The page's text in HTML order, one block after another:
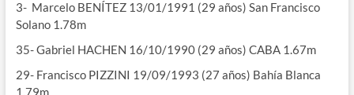
3- Marcelo BENÍTEZ 13/01/1991 (29 años) San Francisco
Solano 1.78m
35- Gabriel HACHEN 16/10/1990 (29 años) CABA 1.67m
29- Francisco PIZZINI 19/09/1993 (27 años) Bahía Blanca
1.79m